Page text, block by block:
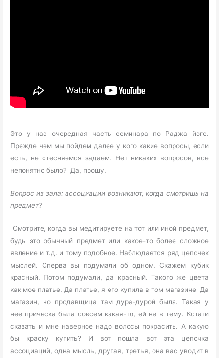
Это у нас очередная часть семинара по Раджа йоге.
Прежде чем мы пойдем далее у кого какие вопросы, если
есть, не стесняемся задаем. Нет никаких вопросов, все
непонятно было? Да, прошу.
Вопрос из зала: ассоциации возникают, когда смотришь на
предмет?
Смотрите, когда вы медитируете на тот или иной предмет,
будь это обычный предмет или какое-то более сложное
явление и т.д. и тому подобное. Наблюдается ряд цепочек
мыслей. Сперва вы подумали об одном. Скажем кубик
красный. Потом подумали, да красный. Такого же цвета
как мое платье. Да платье, я его купила в том магазине. Да
магазин, но продавщица там дура-дурой была. Такая у
нее прическа была совсем какая-то, ей не в тему. Кстати
сказать и мне наверное надо волосы покрасить. А какую
бы краску купить? И вот пошла вот эта цепочка
ассоциаций, одна мысль, другая, третья, она вас уводит в